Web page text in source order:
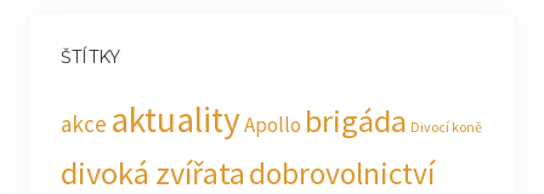
ŠTÍTKY
akce aktualityApollo brigáda Divocí koně
divoká zvířatadobrovolnictví